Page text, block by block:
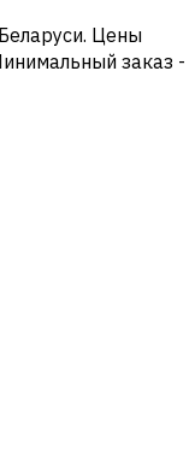
Цены
заказ -